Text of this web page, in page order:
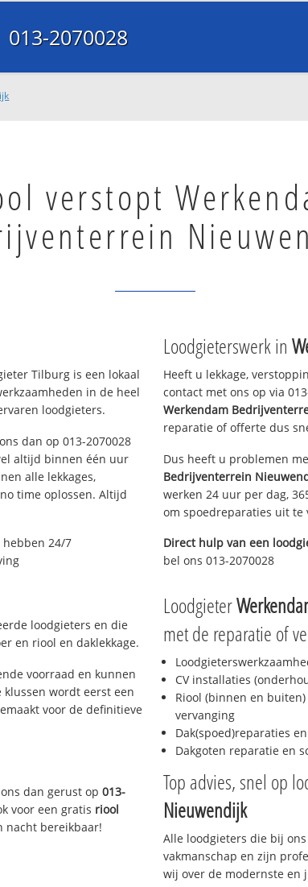
013-2070028
verstopt
Tilburg is een lokaal
in de heel
loodgieters.
dan op 013-2070028
altijd binnen één uur
alle lekkages,
time oplossen. Altijd
24/7
loodgieters en die
en riool en daklekkage.
voorraad en kunnen
wordt eerst een
voor de definitieve
dan gerust op013-
voor een gratis riool
nacht bereikbaar!
Loodgieterswerk in
Heeft u lekkage,
contact met ons op via
Werkendam
reparatie of offerte dus
Dus heeft u problemen
Bedrijventerrein
werken 24 uur per dag,
om spoedreparaties uit te
Direct hulp van een
bel ons 013-2070028
Loodgieter
met de reparatie of
CV installaties
Riool (binnen en
vervanging
Dak(spoed)reparaties
Dakgoten reparatie en
Top advies, snel op
Nieuwendijk
Alle loodgieters die bij
vakmanschap en zijn
wij over de modernste en